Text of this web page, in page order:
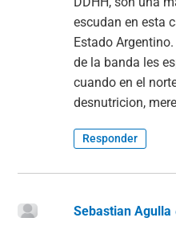
escudan en esta
Estado
de la banda les
cuando en el
desnutricion,
Responder
Sebastian Agulla